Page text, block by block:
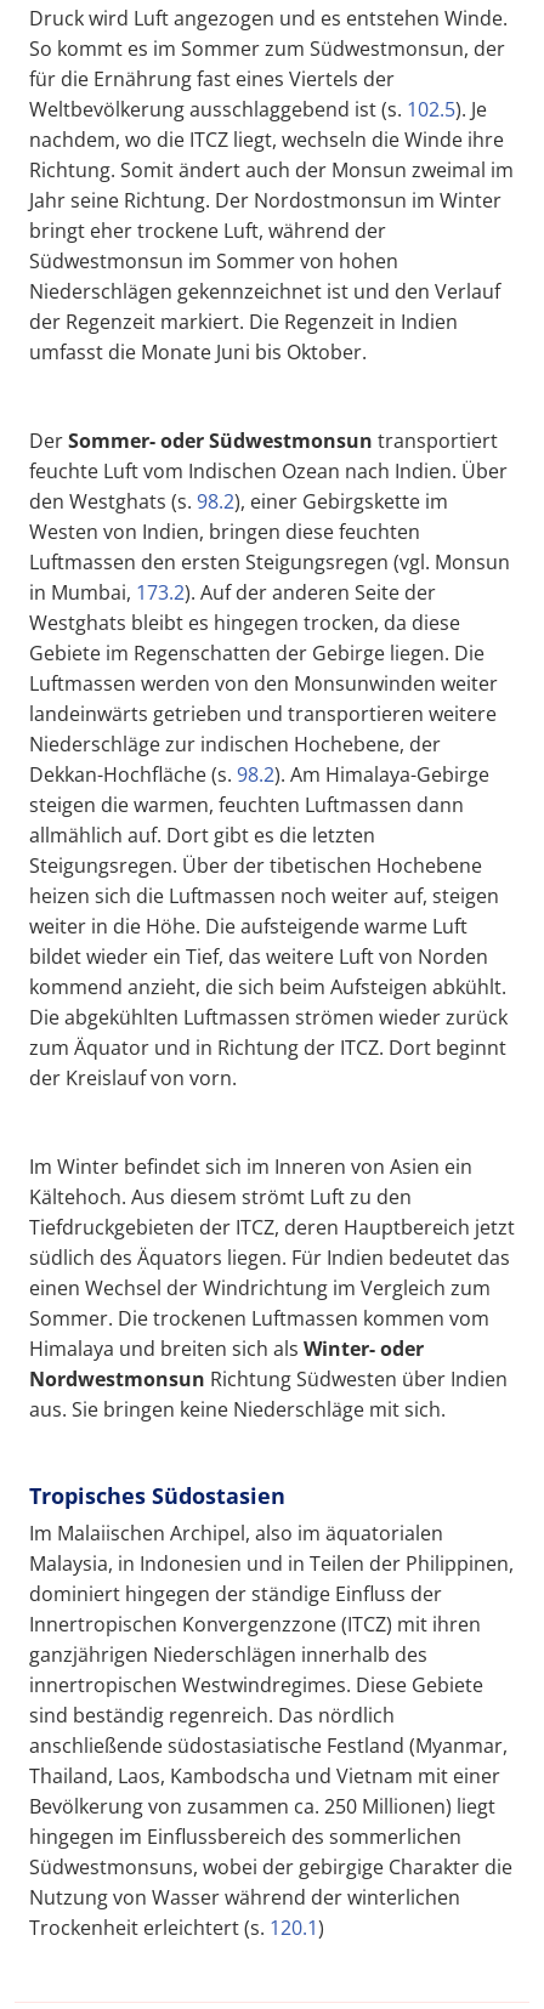
Druck wird Luft angezogen und es entstehen Winde.
So kommt es im Sommer zum Südwestmonsun, der
für die Ernährung fast eines Viertels der
Weltbevölkerung ausschlaggebend ist (s. 102.5). Je
nachdem, wo die ITCZ liegt, wechseln die Winde ihre
Richtung. Somit ändert auch der Monsun zweimal im
Jahr seine Richtung. Der Nordostmonsun im Winter
bringt eher trockene Luft, während der
Südwestmonsun im Sommer von hohen
Niederschlägen gekennzeichnet ist und den Verlauf
der Regenzeit markiert. Die Regenzeit in Indien
umfasst die Monate Juni bis Oktober.
DerSommer- oder Südwestmonsun transportiert
feuchte Luft vom Indischen Ozean nach Indien. Über
den Westghats (s. 98.2), einer Gebirgskette im
Westen von Indien, bringen diese feuchten
Luftmassen den ersten Steigungsregen (vgl. Monsun
in Mumbai, 173.2). Auf der anderen Seite der
Westghats bleibt es hingegen trocken, da diese
Gebiete im Regenschatten der Gebirge liegen. Die
Luftmassen werden von den Monsunwinden weiter
landeinwärts getrieben und transportieren weitere
Niederschläge zur indischen Hochebene, der
Dekkan-Hochfläche (s. 98.2). Am Himalaya-Gebirge
steigen die warmen, feuchten Luftmassen dann
allmählich auf. Dort gibt es die letzten
Steigungsregen. Über der tibetischen Hochebene
heizen sich die Luftmassen noch weiter auf, steigen
weiter in die Höhe. Die aufsteigende warme Luft
bildet wieder ein Tief, das weitere Luft von Norden
kommend anzieht, die sich beim Aufsteigen abkühlt.
Die abgekühlten Luftmassen strömen wieder zurück
zum Äquator und in Richtung der ITCZ. Dort beginnt
der Kreislauf von vorn.
Im Winter befindet sich im Inneren von Asien ein
Kältehoch. Aus diesem strömt Luft zu den
Tiefdruckgebieten der ITCZ, deren Hauptbereich jetzt
südlich des Äquators liegen. Für Indien bedeutet das
einen Wechsel der Windrichtung im Vergleich zum
Sommer. Die trockenen Luftmassen kommen vom
Himalaya und breiten sich als Winter- oder
Nordwestmonsun Richtung Südwesten über Indien
aus. Sie bringen keine Niederschläge mit sich.
Tropisches Südostasien
Im Malaiischen Archipel, also im äquatorialen
Malaysia, in Indonesien und in Teilen der Philippinen,
dominiert hingegen der ständige Einfluss der
Innertropischen Konvergenzzone (ITCZ) mit ihren
ganzjährigen Niederschlägen innerhalb des
innertropischen Westwindregimes. Diese Gebiete
sind beständig regenreich. Das nördlich
anschließende südostasiatische Festland (Myanmar,
Thailand, Laos, Kambodscha und Vietnam mit einer
Bevölkerung von zusammen ca. 250 Millionen) liegt
hingegen im Einflussbereich des sommerlichen
Südwestmonsuns, wobei der gebirgige Charakter die
Nutzung von Wasser während der winterlichen
Trockenheit erleichtert (s. 120.1)